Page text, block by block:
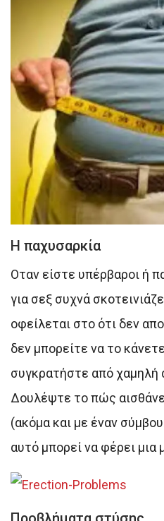
Η παχυσαρκία
Οταν είστε υπέρβαροι ή
για σεξ συχνά
οφείλεται στο ότι δεν
δεν μπορείτε να το
συγκρατήστε από χαμηλή
Δουλέψτε το πώς
(ακόμα και με έναν
αυτό μπορεί να φέρει μια